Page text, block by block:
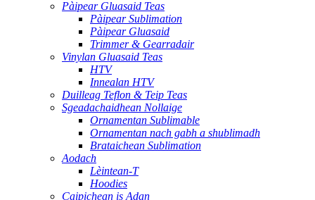
Pàipear Gluasaid Teas
Pàipear Sublimation
Pàipear Gluasaid
Trimmer & Gearradair
Vinylan Gluasaid Teas
HTV
Innealan HTV
Duilleag Teflon & Teip Teas
Sgeadachaidhean Nollaige
Ornamentan Sublimable
Ornamentan nach gabh a shublimadh
Brataichean Sublimation
Aodach
Lèintean-T
Hoodies
Caipichean is Adan